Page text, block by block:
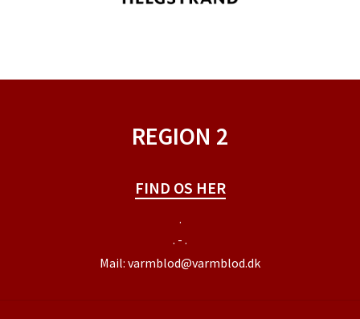
REGION 2
FIND OS HER
.
. - .
Mail: varmblod@varmblod.dk